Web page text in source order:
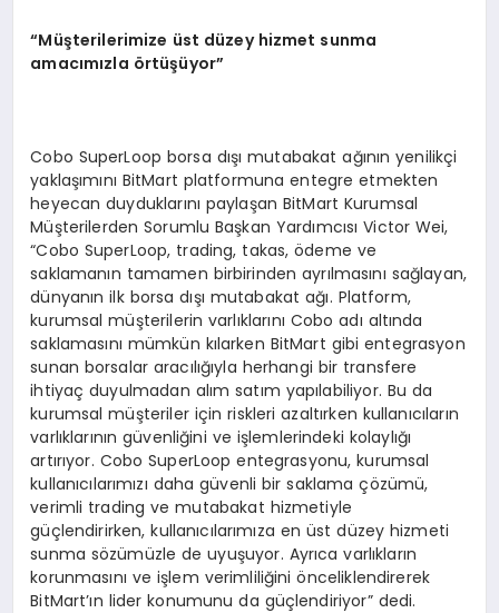
“Müşterilerimize üst düzey hizmet sunma
amacımızla örtüşüyor”
Cobo SuperLoop borsa dışı mutabakat ağının yenilikçi
yaklaşımını BitMart platformuna entegre etmekten
heyecan duyduklarını paylaşan BitMart Kurumsal
Müşterilerden Sorumlu Başkan Yardımcısı Victor Wei,
“Cobo SuperLoop, trading, takas, ödeme ve
saklamanın tamamen birbirinden ayrılmasını sağlayan,
dünyanın ilk borsa dışı mutabakat ağı. Platform,
kurumsal müşterilerin varlıklarını Cobo adı altında
saklamasını mümkün kılarken BitMart gibi entegrasyon
sunan borsalar aracılığıyla herhangi bir transfere
ihtiyaç duyulmadan alım satım yapılabiliyor. Bu da
kurumsal müşteriler için riskleri azaltırken kullanıcıların
varlıklarının güvenliğini ve işlemlerindeki kolaylığı
artırıyor. Cobo SuperLoop entegrasyonu, kurumsal
kullanıcılarımızı daha güvenli bir saklama çözümü,
verimli trading ve mutabakat hizmetiyle
güçlendirirken, kullanıcılarımıza en üst düzey hizmeti
sunma sözümüzle de uyuşuyor. Ayrıca varlıkların
korunmasını ve işlem verimliliğini önceliklendirerek
BitMart’ın lider konumunu da güçlendiriyor” dedi.